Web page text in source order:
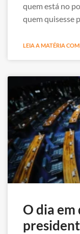
quem está no
quem quisesse
LEIA A MATÉRIA
O dia em